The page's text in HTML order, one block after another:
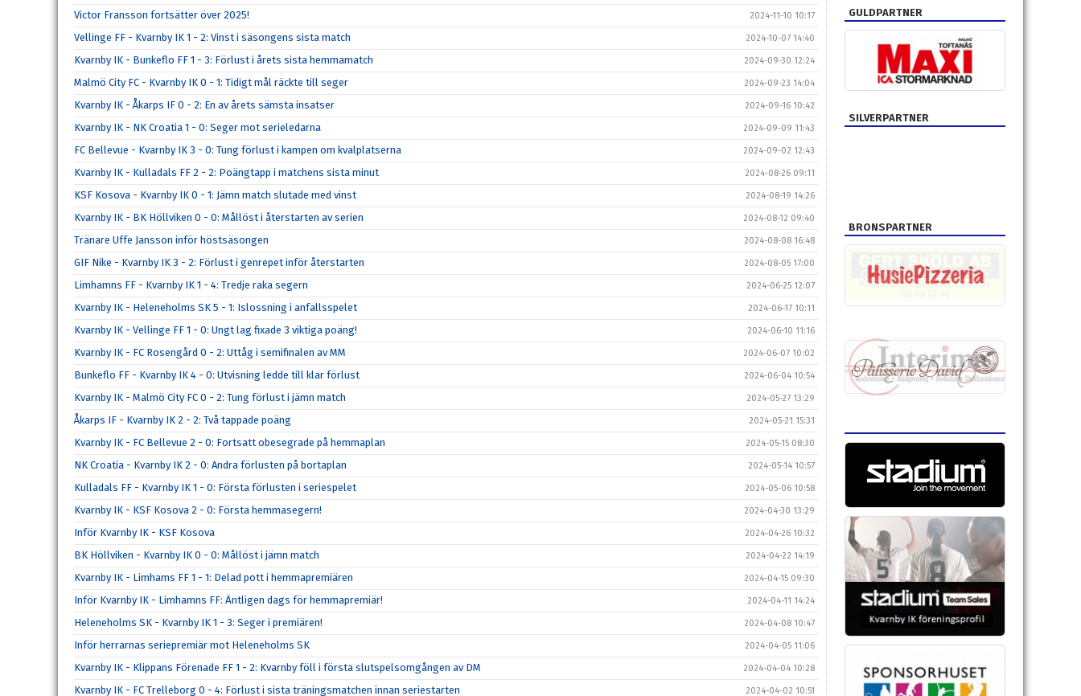
Victor Fransson fortsätter över 2025! 2024-11-10 10:17
Vellinge FF - Kvarnby IK 1 - 2: Vinst i säsongens sista match 2024-10-07 14:40
Kvarnby IK - Bunkeflo FF 1 - 3: Förlust i årets sista hemmamatch 2024-09-30 12:24
Malmö City FC - Kvarnby IK 0 - 1: Tidigt mål räckte till seger 2024-09-23 14:04
Kvarnby IK - Åkarps IF 0 - 2: En av årets sämsta insatser 2024-09-16 10:42
Kvarnby IK - NK Croatia 1 - 0: Seger mot serieledarna 2024-09-09 11:43
FC Bellevue - Kvarnby IK 3 - 0: Tung förlust i kampen om kvalplatserna 2024-09-02 12:43
Kvarnby IK - Kulladals FF 2 - 2: Poängtapp i matchens sista minut 2024-08-26 09:11
KSF Kosova - Kvarnby IK 0 - 1: Jämn match slutade med vinst 2024-08-19 14:26
Kvarnby IK - BK Höllviken 0 - 0: Mållöst i återstarten av serien 2024-08-12 09:40
Tränare Uffe Jansson inför höstsäsongen 2024-08-08 16:48
GIF Nike - Kvarnby IK 3 - 2: Förlust i genrepet inför återstarten 2024-08-05 17:00
Limhamns FF - Kvarnby IK 1 - 4: Tredje raka segern 2024-06-25 12:07
Kvarnby IK - Heleneholms SK 5 - 1: Islossning i anfallsspelet 2024-06-17 10:11
Kvarnby IK - Vellinge FF 1 - 0: Ungt lag fixade 3 viktiga poäng! 2024-06-10 11:16
Kvarnby IK - FC Rosengård 0 - 2: Uttåg i semifinalen av MM 2024-06-07 10:02
Bunkeflo FF - Kvarnby IK 4 - 0: Utvisning ledde till klar förlust 2024-06-04 10:54
Kvarnby IK - Malmö City FC 0 - 2: Tung förlust i jämn match 2024-05-27 13:29
Åkarps IF - Kvarnby IK 2 - 2: Två tappade poäng 2024-05-21 15:31
Kvarnby IK - FC Bellevue 2 - 0: Fortsatt obesegrade på hemmaplan 2024-05-15 08:30
NK Croatia - Kvarnby IK 2 - 0: Andra förlusten på bortaplan 2024-05-14 10:57
Kulladals FF - Kvarnby IK 1 - 0: Första förlusten i seriespelet 2024-05-06 10:58
Kvarnby IK - KSF Kosova 2 - 0: Första hemmasegern! 2024-04-30 13:29
Inför Kvarnby IK - KSF Kosova 2024-04-26 10:32
BK Höllviken - Kvarnby IK 0 - 0: Mållöst i jämn match 2024-04-22 14:19
Kvarnby IK - Limhams FF 1 - 1: Delad pott i hemmapremiären 2024-04-15 09:30
Inför Kvarnby IK - Limhamns FF: Äntligen dags för hemmapremiär! 2024-04-11 14:24
Heleneholms SK - Kvarnby IK 1 - 3: Seger i premiären! 2024-04-08 10:47
Inför herrarnas seriepremiär mot Heleneholms SK 2024-04-05 11:06
Kvarnby IK - Klippans Förenade FF 1 - 2: Kvarnby föll i första slutspelsomgången av DM 2024-04-04 10:28
Kvarnby IK - FC Trelleborg 0 - 4: Förlust i sista träningsmatchen innan seriestarten 2024-04-02 10:51
GULDPARTNER
SILVERPARTNER
BRONSPARTNER